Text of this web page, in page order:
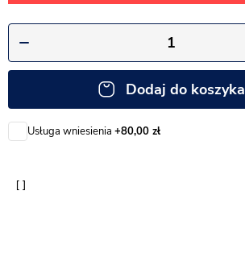
Dodaj do koszyka
Usługa wniesienia +80,00 zł